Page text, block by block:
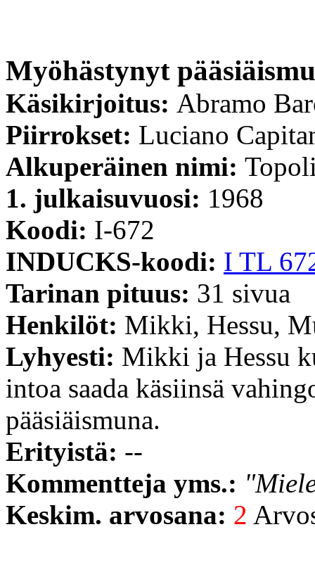
Myöhästynyt
Käsikirjoitus: Abramo
Piirrokset: Luciano
Alkuperäinen nimi:
1. julkaisuvuosi: 1968
Koodi: I-672
INDUCKS-koodi: I TL
Tarinan pituus: 31 sivua
Henkilöt: Mikki, Hessu,
Lyhyesti: Mikki ja Hessu
intoa saada käsiinsä
pääsiäismuna.
Erityistä: --
Kommentteja yms.:
Keskim. arvosana: 2